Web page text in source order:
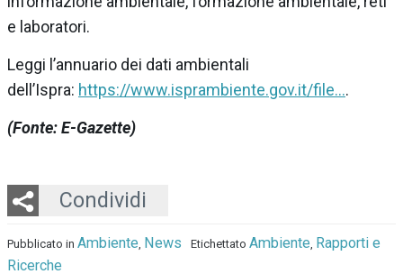
e laboratori.
Leggi l’annuario dei dati ambientali
dell’Ispra: https://www.isprambiente.gov.it/file….
(Fonte: E-Gazette)
Condividi
Twitter
LinkedIn
Email
Whatsapp
Pubblicato in Ambiente, News Etichettato Ambiente, Rapporti e
Ricerche